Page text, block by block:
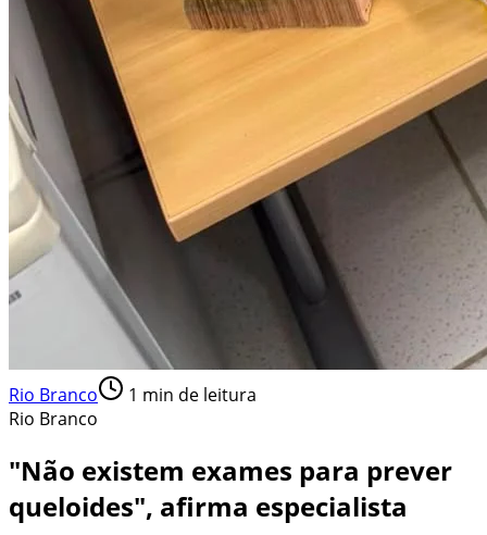
Rio Branco 1 min de leitura
Rio Branco
"Não existem exames para prever
queloides", afirma especialista